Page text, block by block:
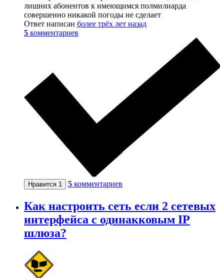
лишних абонентов к имеющимся полмилиарда
совершенно никакой погоды не сделает
Ответ написан более трёх лет назад
5 комментариев
Нравится 1 5 комментариев
Как настроить сеть если 2 сетевых
интерфейса с одинакковым IP
шлюза?